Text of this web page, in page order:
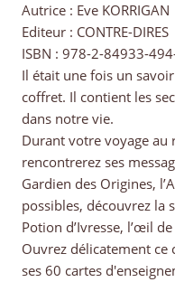
Autrice : Eve KORRIGAN
Editeur : CONTRE-DIRES
ISBN : 978-2-84933-
Il était une fois un
coffret. Il contient les
dans notre vie.
Durant votre voyage au
rencontrerez ses
Gardien des Origines,
possibles, découvrez la
Potion d’Ivresse, l’œil
Ouvrez délicatement ce
ses 60 cartes